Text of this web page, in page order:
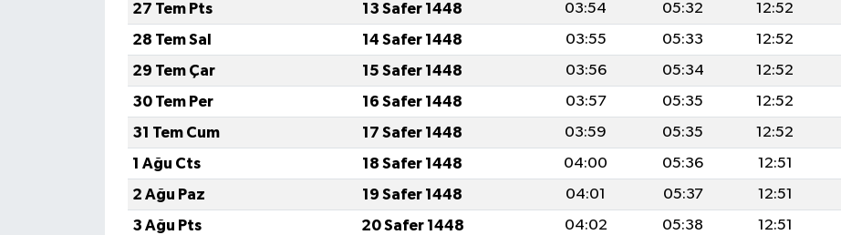
27 Tem Pts
13 Safer 1448 03:54 05:32 12:52
28 Tem Sal
14 Safer 1448 03:55 05:33 12:52
29 Tem Çar
15 Safer 1448 03:56 05:34 12:52
30 Tem Per
16 Safer 1448 03:57 05:35 12:52
31 Tem Cum
17 Safer 1448 03:59 05:35 12:52
1 Ağu Cts
18 Safer 1448 04:00 05:36 12:51
2 Ağu Paz
19 Safer 1448 04:01 05:37 12:51
3 Ağu Pts
20 Safer 1448 04:02 05:38 12:51